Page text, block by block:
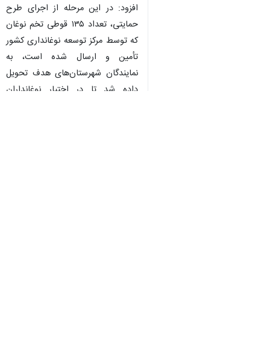
افزود: در این مرحله از اجرای طرح
حمایتی، تعداد ۱۳۵ قوطی تخم نوغان
که توسط مرکز توسعه نوغانداری کشور
تأمین و ارسال شده است، به
نمایندگان شهرستان‌های هدف تحویل
داده شد تا در اختیار نوغانداران